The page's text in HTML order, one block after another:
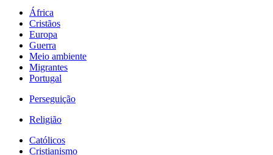
África
Cristãos
Europa
Guerra
Meio ambiente
Migrantes
Portugal
Perseguição
Religião
Católicos
Cristianismo